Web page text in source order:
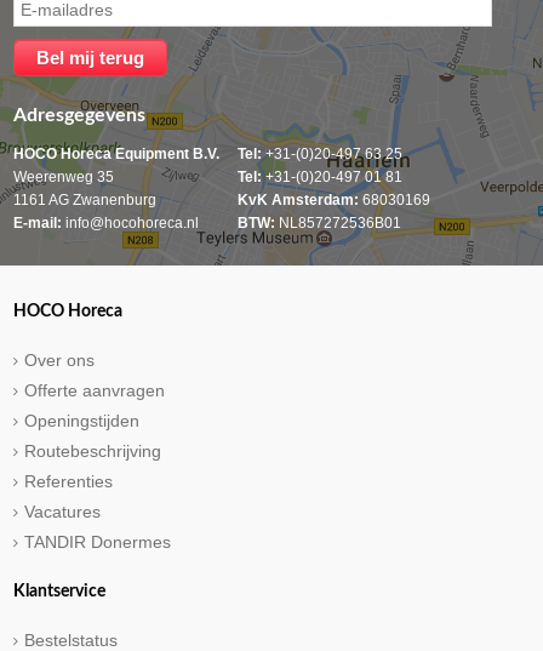
Adresgegevens
HOCO Horeca Equipment B.V.
Weerenweg 35
1161 AG Zwanenburg
E-mail: info@hocohoreca.nl
Tel:+31-(0)20-497 63 25
Tel:+31-(0)20-497 01 81
KvK Amsterdam: 68030169
BTW: NL857272536B01
HOCO Horeca
Over ons
Offerte aanvragen
Openingstijden
Routebeschrijving
Referenties
Vacatures
TANDIR Donermes
Klantservice
Bestelstatus